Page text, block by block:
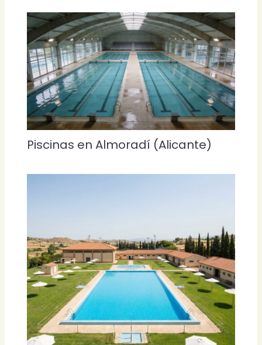
Piscinas en Almoradí (Alicante)